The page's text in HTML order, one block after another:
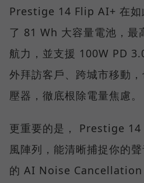
Prestige 14 Flip AI+ 在如
了 81 Wh 大容量電池，最
航力，並支援 100W PD
外拜訪客戶、跨城市移動
壓器，徹底根除電量焦慮。
更重要的是， Prestige
風陣列，能清晰捕捉你的
的 AI Noise Cancellation